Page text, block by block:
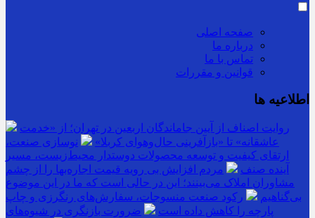
صفحه اصلی
درباره ما
تماس با ما
قوانین و مقررات
اطلاعیه ها
روایت اصناف از آیین جاماندگان اربعین در تهران؛ از «خدمت
عاشقانه» تا «بازآفرینی حال‌وهوای کربلا»
نوسازی صنعت،
ارتقای کیفیت و توسعه محصولات دوستدار محیط‌زیست، مسیر
آینده صنف
مردم افزایش بی رویه قیمت اجاره‌بها را از چشم
مشاوران املاک می‌بینند؛ این در حالی است که ما در این موضوع
بی‌گناهیم
رکود صنعت منسوجات، سفارش‌های رنگرزی و چاپ
پارچه را کاهش داده است
ضرورت بازنگری در شیوه‌های